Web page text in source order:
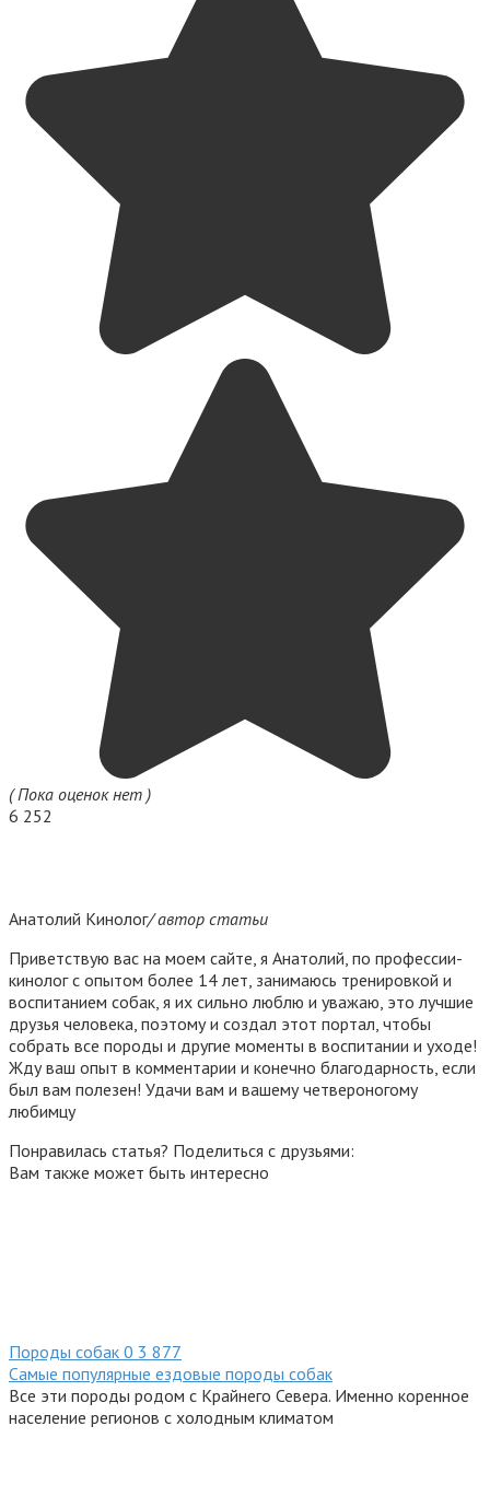
( Пока оценок нет )
6 252
Анатолий Кинолог/ автор статьи
Приветствую вас на моем сайте, я Анатолий, по профессии-
кинолог с опытом более 14 лет, занимаюсь тренировкой и
воспитанием собак, я их сильно люблю и уважаю, это лучшие
друзья человека, поэтому и создал этот портал, чтобы
собрать все породы и другие моменты в воспитании и уходе!
Жду ваш опыт в комментарии и конечно благодарность, если
был вам полезен! Удачи вам и вашему четвероногому
любимцу
Понравилась статья? Поделиться с друзьями:
Вам также может быть интересно
Породы собак 0 3 877
Самые популярные ездовые породы собак
Все эти породы родом с Крайнего Севера. Именно коренное
население регионов с холодным климатом